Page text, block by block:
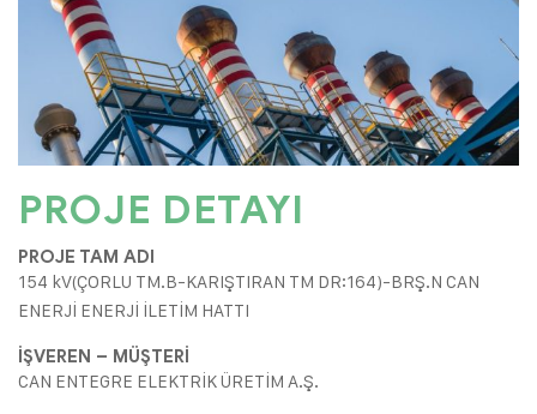
PROJE DETAYI
PROJE TAM ADI
154 kV(ÇORLU TM.B-KARIŞTIRAN TM DR:164)-BRŞ.N CAN
ENERJİ ENERJİ İLETİM HATTI
İŞVEREN – MÜŞTERİ
CAN ENTEGRE ELEKTRİK ÜRETİM A.Ş.